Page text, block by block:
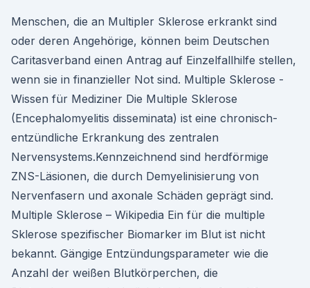
Menschen, die an Multipler Sklerose erkrankt sind
oder deren Angehörige, können beim Deutschen
Caritasverband einen Antrag auf Einzelfallhilfe stellen,
wenn sie in finanzieller Not sind. Multiple Sklerose -
Wissen für Mediziner Die Multiple Sklerose
(Encephalomyelitis disseminata) ist eine chronisch-
entzündliche Erkrankung des zentralen
Nervensystems.Kennzeichnend sind herdförmige
ZNS-Läsionen, die durch Demyelinisierung von
Nervenfasern und axonale Schäden geprägt sind.
Multiple Sklerose – Wikipedia Ein für die multiple
Sklerose spezifischer Biomarker im Blut ist nicht
bekannt. Gängige Entzündungsparameter wie die
Anzahl der weißen Blutkörperchen, die